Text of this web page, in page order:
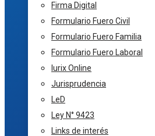
Firma Digital
Formulario Fuero Civil
Formulario Fuero Familia
Formulario Fuero Laboral
Iurix Online
Jurisprudencia
LeD
Ley N° 9423
Links de interés